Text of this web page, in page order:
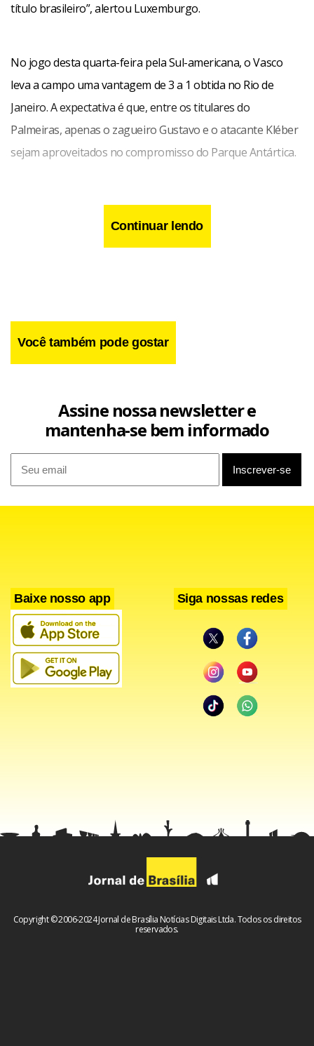
título brasileiro”, alertou Luxemburgo.
No jogo desta quarta-feira pela Sul-americana, o Vasco
leva a campo uma vantagem de 3 a 1 obtida no Rio de
Janeiro. A expectativa é que, entre os titulares do
Palmeiras, apenas o zagueiro Gustavo e o atacante Kléber
sejam aproveitados no compromisso do Parque Antártica.
Continuar lendo
Você também pode gostar
Assine nossa newsletter e
mantenha-se bem informado
Baixe nosso app Siga nossas redes
Copyright © 2006-2024 Jornal de Brasília Notícias Digitais Ltda. Todos os direitos
reservados.